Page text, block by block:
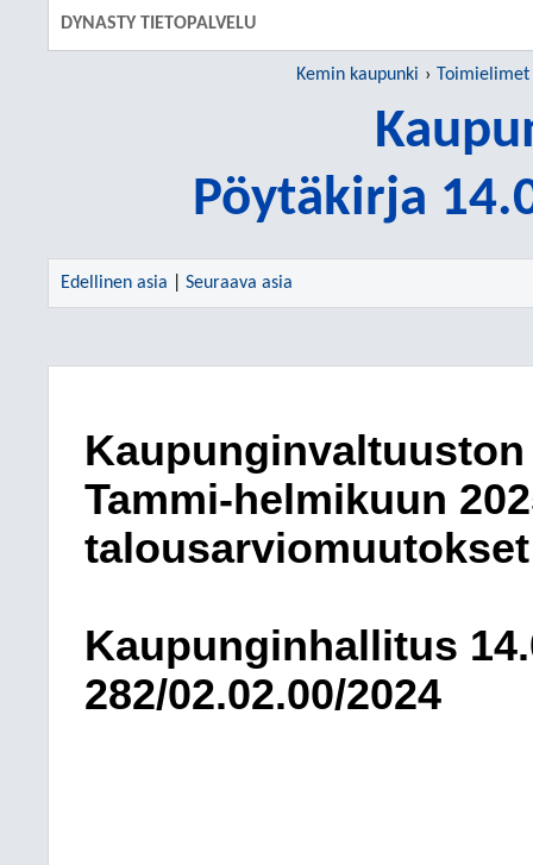
DYNASTY TIETOPALVELU
Kemin kaupunki Toimielimet
Pöytäkirja
Edellinen asia Seuraava asia
Tammi-helmikuun
Kaupunginhallitus
282/02.02.00/2024